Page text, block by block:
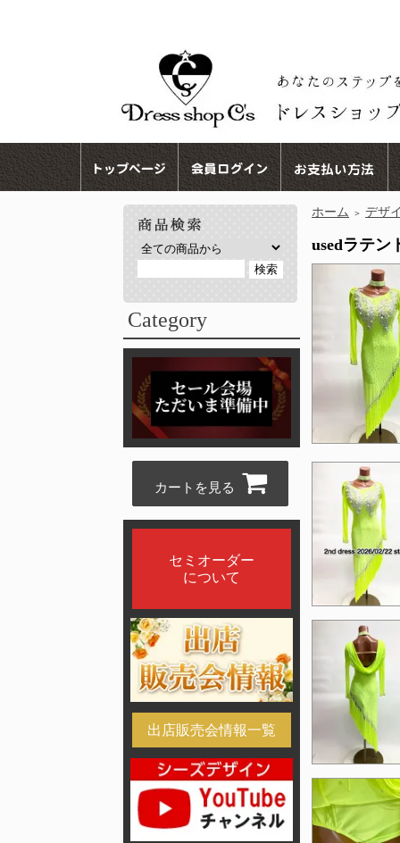
Category
カートを見る
セミオーダー
について
出店販売会情報一覧
ホーム ＞ デザ
usedラテ